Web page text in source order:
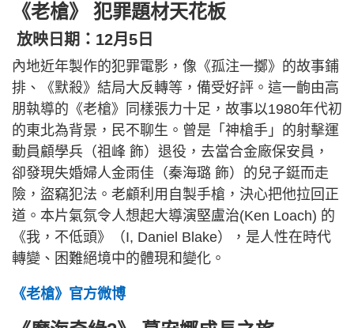
《老槍》 犯罪題材天花板
放映日期：12月5日
內地近年製作的犯罪電影，像《孤注一擲》的故事鋪
排、《默殺》結局大反轉等，備受好評。這一齣由高
朋執導的《老槍》同樣張力十足，故事以1980年代初
的東北為背景，民不聊生。曾是「神槍手」的射擊運
動員顧學兵（祖峰 飾）退役，去當合金廠保安員，
卻發現失婚婦人金雨佳（秦海璐 飾）的兒子鋌而走
險，盜竊犯法。老顧利用自製手槍，決心把他拉回正
道。本片氣氛令人想起大導演堅盧治(Ken Loach) 的
《我，不低頭》（I, Daniel Blake），是人性在時代
轉變、困難絕境中的體現和變化。
《老槍》官方微博